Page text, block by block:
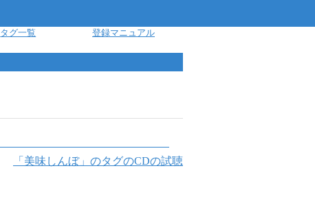
タグ一覧 登録マニュアル
「 美味しんぼ」のタグのCDの試聴